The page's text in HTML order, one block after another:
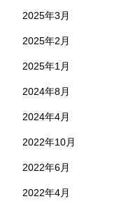
2025年3月
2025年2月
2025年1月
2024年8月
2024年4月
2022年10月
2022年6月
2022年4月